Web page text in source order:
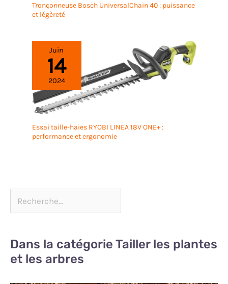
Tronçonneuse Bosch UniversalChain 40 : puissance
et légèreté
Juin
14
2024
Essai taille-haies RYOBI LINEA 18V ONE+ :
performance et ergonomie
Dans la catégorie Tailler les plantes
et les arbres